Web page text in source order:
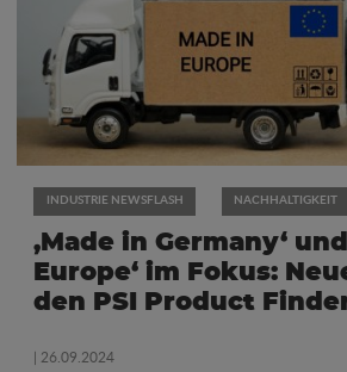
INDUSTRIE NEWSFLASH NACHHALTIGKEIT
‚Made in Germany‘
Europe‘ im Fokus:
den PSI Product
| 26.09.2024